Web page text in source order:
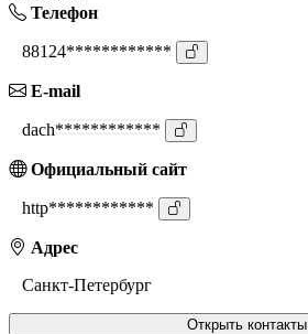
Телефон
88124************
E-mail
dach************
Официальный сайт
http************
Адрес
Санкт-Петербург
Открыть контакты